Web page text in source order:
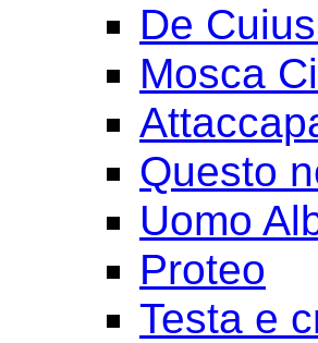
De
Mosca
Questo
Uomo
Proteo
Testa e